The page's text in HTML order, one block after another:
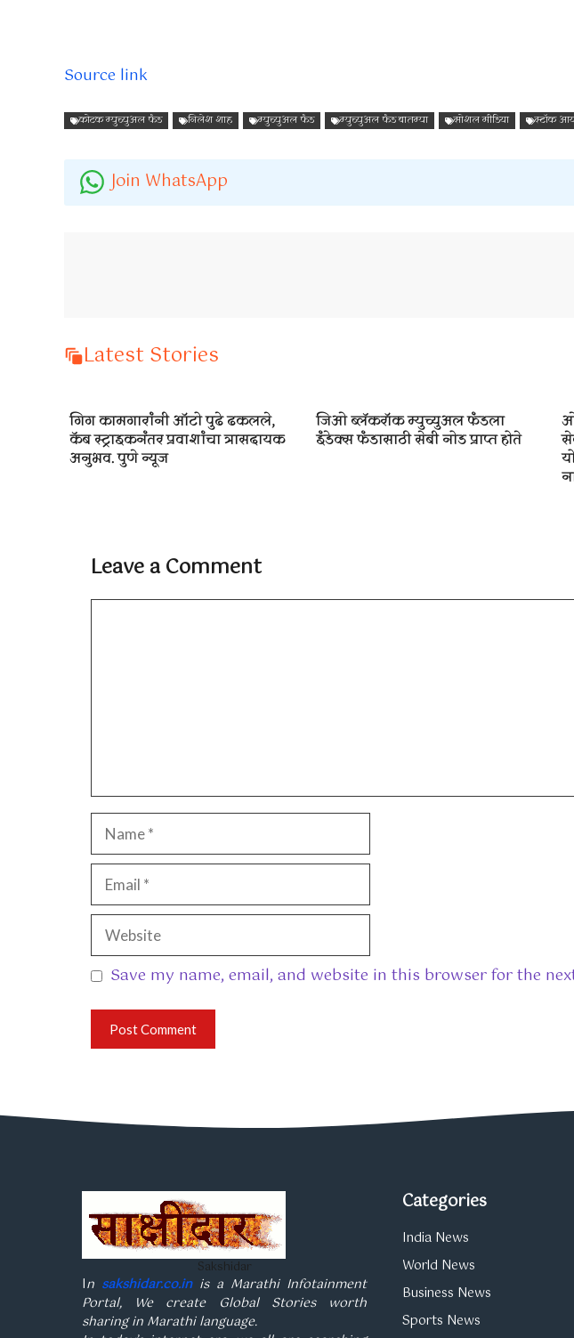
Source link
कोटक म्युच्युअल फंड निलेश शाह म्युच्युअल फंड म्युच्युअल फंड बातम्या सोशल मीडिया स्टॉक
Join WhatsApp
Latest Stories
गिग कामगारांनी ऑटो पुढे ढकलले,
कॅब स्ट्राइकनंतर प्रवाशांचा त्रासदायक
अनुभव. पुणे न्यूज
जिओ ब्लॅकरॉक म्युच्युअल फंडला
इंडेक्स फंडासाठी सेबी नोड प्राप्त होते
Leave a Comment
Comment
Name
Email
Website
Save my name, email, and website in this browser for the
Sakshidar
In sakshidar.co.inis a Marathi Infotainment
Portal, We create Global Stories worth
sharing in Marathi language.
Categories
India News
World News
Business News
Sports News